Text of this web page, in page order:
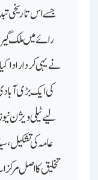
جسے اس تاریخی
نے یہی کردار
کی ایک بڑی
لیے ٹیلی ویژن
عامہ کی تشکیل،
تخلیق کا اصل